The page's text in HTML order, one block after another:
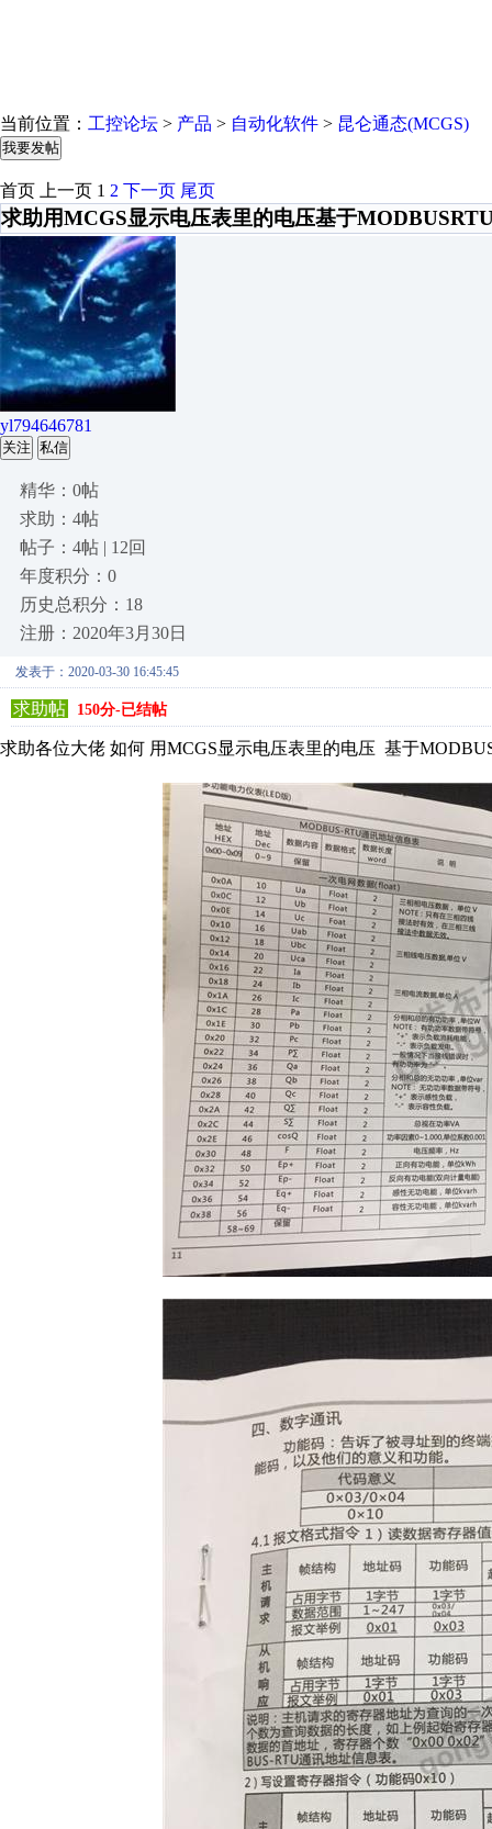
当前位置： 工控论坛 > 产品 > 自动化软件 > 昆仑通态(MCGS)
我要发帖
首页 上一页 1 2 下一页 尾页
求助用MCGS显示电压表里的电压基于
yl794646781
关注 私信
精华：0帖
求助：4帖
帖子：4帖 | 12回
年度积分：0
历史总积分：18
注册：2020年3月30日
发表于：2020-03-30 16:45:45
求助帖 150分-已结帖
求助各位大佬 如何 用MCGS显示电压表里的电压 基于